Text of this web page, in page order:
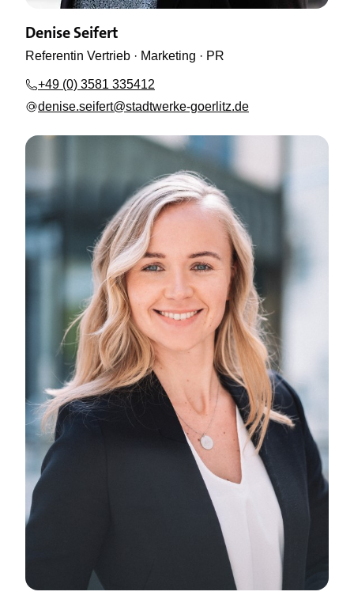
Denise Seifert
Referentin Vertrieb · Marketing · PR
+49 (0) 3581 335412
denise.seifert@stadtwerke-goerlitz.de